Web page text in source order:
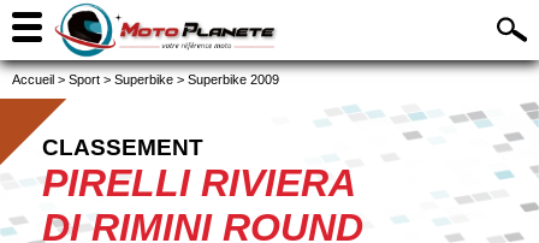
Accueil > Sport > Superbike > Superbike 2009
CLASSEMENT
PIRELLI RIVIERA
DI RIMINI ROUND